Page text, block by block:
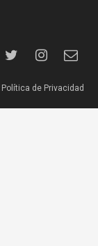
Política de Privacidad